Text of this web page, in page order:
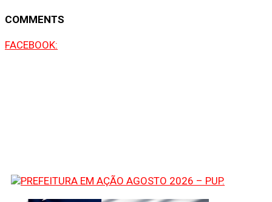
COMMENTS
FACEBOOK: